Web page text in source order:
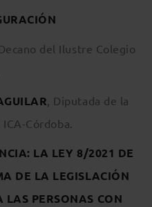
del Ilustre Colegio
, Diputada de la
Córdoba.
LA LEY 8/2021 DE
DE LA LEGISLACIÓN
PERSONAS CON